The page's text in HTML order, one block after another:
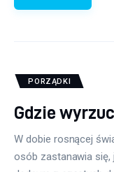
PORZĄDKI
Gdzie
W dobie rosnącej
osób zastanawia się,